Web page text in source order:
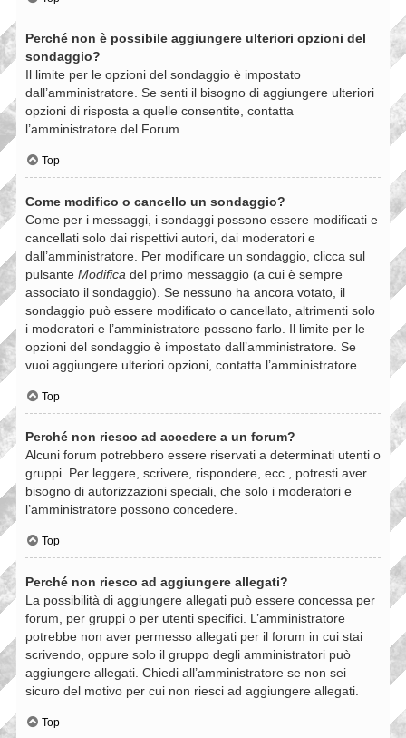
Perché non è possibile aggiungere ulteriori opzioni del
sondaggio?
Il limite per le opzioni del sondaggio è impostato
dall’amministratore. Se senti il bisogno di aggiungere ulteriori
opzioni di risposta a quelle consentite, contatta
l’amministratore del Forum.
Top
Come modifico o cancello un sondaggio?
Come per i messaggi, i sondaggi possono essere modificati e
cancellati solo dai rispettivi autori, dai moderatori e
dall’amministratore. Per modificare un sondaggio, clicca sul
pulsante Modifica del primo messaggio (a cui è sempre
associato il sondaggio). Se nessuno ha ancora votato, il
sondaggio può essere modificato o cancellato, altrimenti solo
i moderatori e l’amministratore possono farlo. Il limite per le
opzioni del sondaggio è impostato dall’amministratore. Se
vuoi aggiungere ulteriori opzioni, contatta l’amministratore.
Top
Perché non riesco ad accedere a un forum?
Alcuni forum potrebbero essere riservati a determinati utenti o
gruppi. Per leggere, scrivere, rispondere, ecc., potresti aver
bisogno di autorizzazioni speciali, che solo i moderatori e
l’amministratore possono concedere.
Top
Perché non riesco ad aggiungere allegati?
La possibilità di aggiungere allegati può essere concessa per
forum, per gruppi o per utenti specifici. L’amministratore
potrebbe non aver permesso allegati per il forum in cui stai
scrivendo, oppure solo il gruppo degli amministratori può
aggiungere allegati. Chiedi all’amministratore se non sei
sicuro del motivo per cui non riesci ad aggiungere allegati.
Top